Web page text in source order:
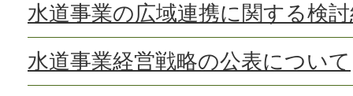
水道事業の広域連携に関する検
水道事業経営戦略の公表について